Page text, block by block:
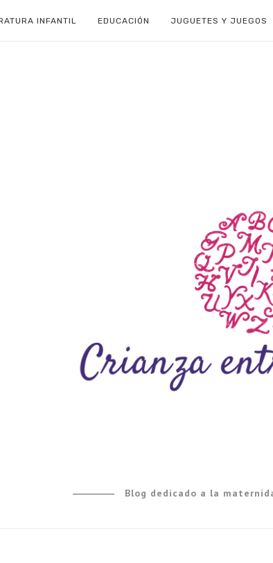
INFANTIL EDUCACIÓN JUGUETES Y JUEGOS
Blog dedicado a la